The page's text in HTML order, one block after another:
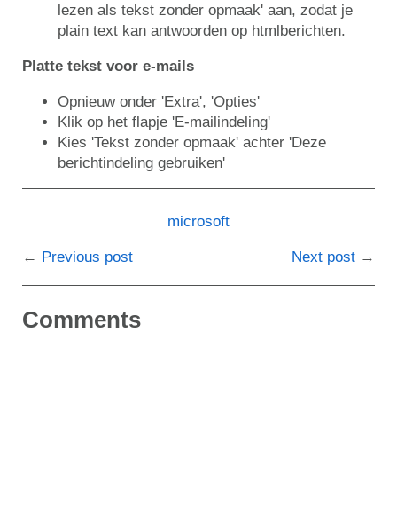
lezen als tekst zonder opmaak' aan, zodat je
plain text kan antwoorden op htmlberichten.
Platte tekst voor e-mails
Opnieuw onder 'Extra', 'Opties'
Klik op het flapje 'E-mailindeling'
Kies 'Tekst zonder opmaak' achter 'Deze
berichtindeling gebruiken'
microsoft
Previous post Next post
Comments